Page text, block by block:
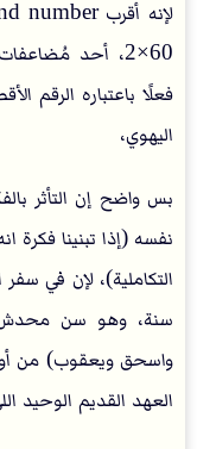
فعلًا باعتباره الرقم
اليهوي،
بس واضح إن التأثر
نفسه (إذا تبنينا فكرة
سنة، وهو سن محدش
واسحق ويعقوب) من
العهد القديم الوحيد اللي عاش